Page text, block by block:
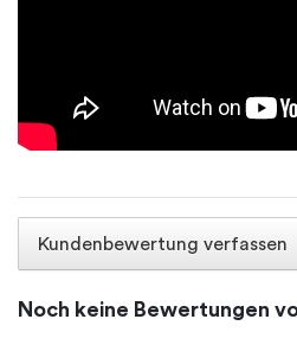
Kundenbewertung verfassen
Noch keine Bewertungen